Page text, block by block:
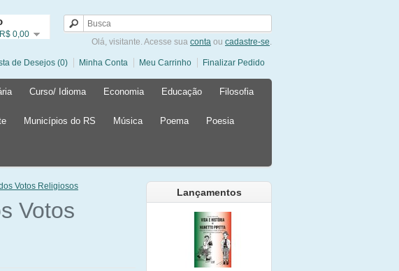
0,00
Olá, visitante. Acesse sua conta ou cadastre-se.
de Desejos (0) Minha Conta Meu Carrinho Finalizar Pedido
Curso/ Idioma Economia Educação Filosofia
Municípios do RS Música Poema Poesia
Lançamentos
Votos Religiosos
Votos